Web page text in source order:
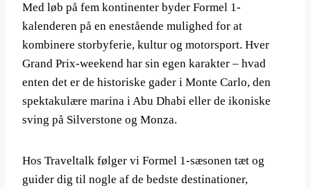
Med løb på fem kontinenter byder Formel 1-
kalenderen på en enestående mulighed for at
kombinere storbyferie, kultur og motorsport. Hver
Grand Prix-weekend har sin egen karakter – hvad
enten det er de historiske gader i Monte Carlo, den
spektakulære marina i Abu Dhabi eller de ikoniske
sving på Silverstone og Monza.
Hos Traveltalk følger vi Formel 1-sæsonen tæt og
guider dig til nogle af de bedste destinationer,